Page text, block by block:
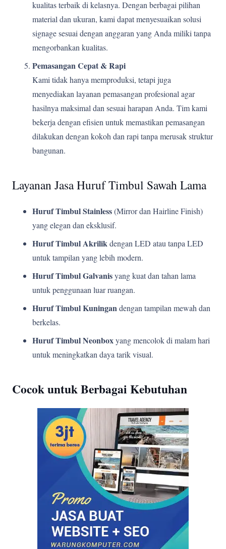
kualitas terbaik di kelasnya. Dengan berbagai pilihan
material dan ukuran, kami dapat menyesuaikan solusi
signage sesuai dengan anggaran yang Anda miliki tanpa
mengorbankan kualitas.
Pemasangan Cepat & Rapi
Kami tidak hanya memproduksi, tetapi juga
menyediakan layanan pemasangan profesional agar
hasilnya maksimal dan sesuai harapan Anda. Tim kami
bekerja dengan efisien untuk memastikan pemasangan
dilakukan dengan kokoh dan rapi tanpa merusak struktur
bangunan.
Layanan Jasa Huruf Timbul Sawah Lama
Huruf Timbul Stainless(Mirror dan Hairline Finish)
yang elegan dan eksklusif.
Huruf Timbul Akrilikdengan LED atau tanpa LED
untuk tampilan yang lebih modern.
Huruf Timbul Galvanisyang kuat dan tahan lama
untuk penggunaan luar ruangan.
Huruf Timbul Kuningandengan tampilan mewah dan
berkelas.
Huruf Timbul Neonboxyang mencolok di malam hari
untuk meningkatkan daya tarik visual.
Cocok untuk Berbagai Kebutuhan